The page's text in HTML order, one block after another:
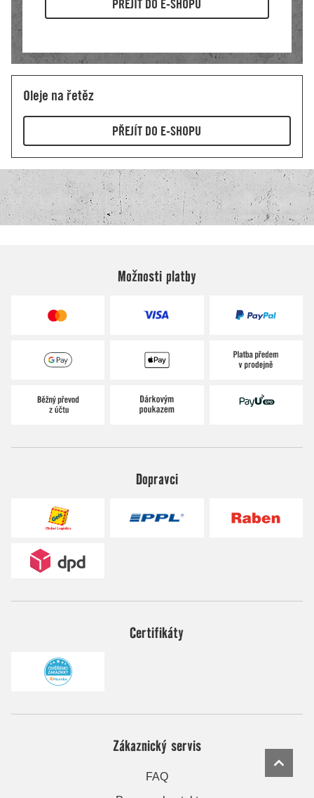
Možnosti platby
Dopravci
Certifikáty
Zákaznický servis
FAQ